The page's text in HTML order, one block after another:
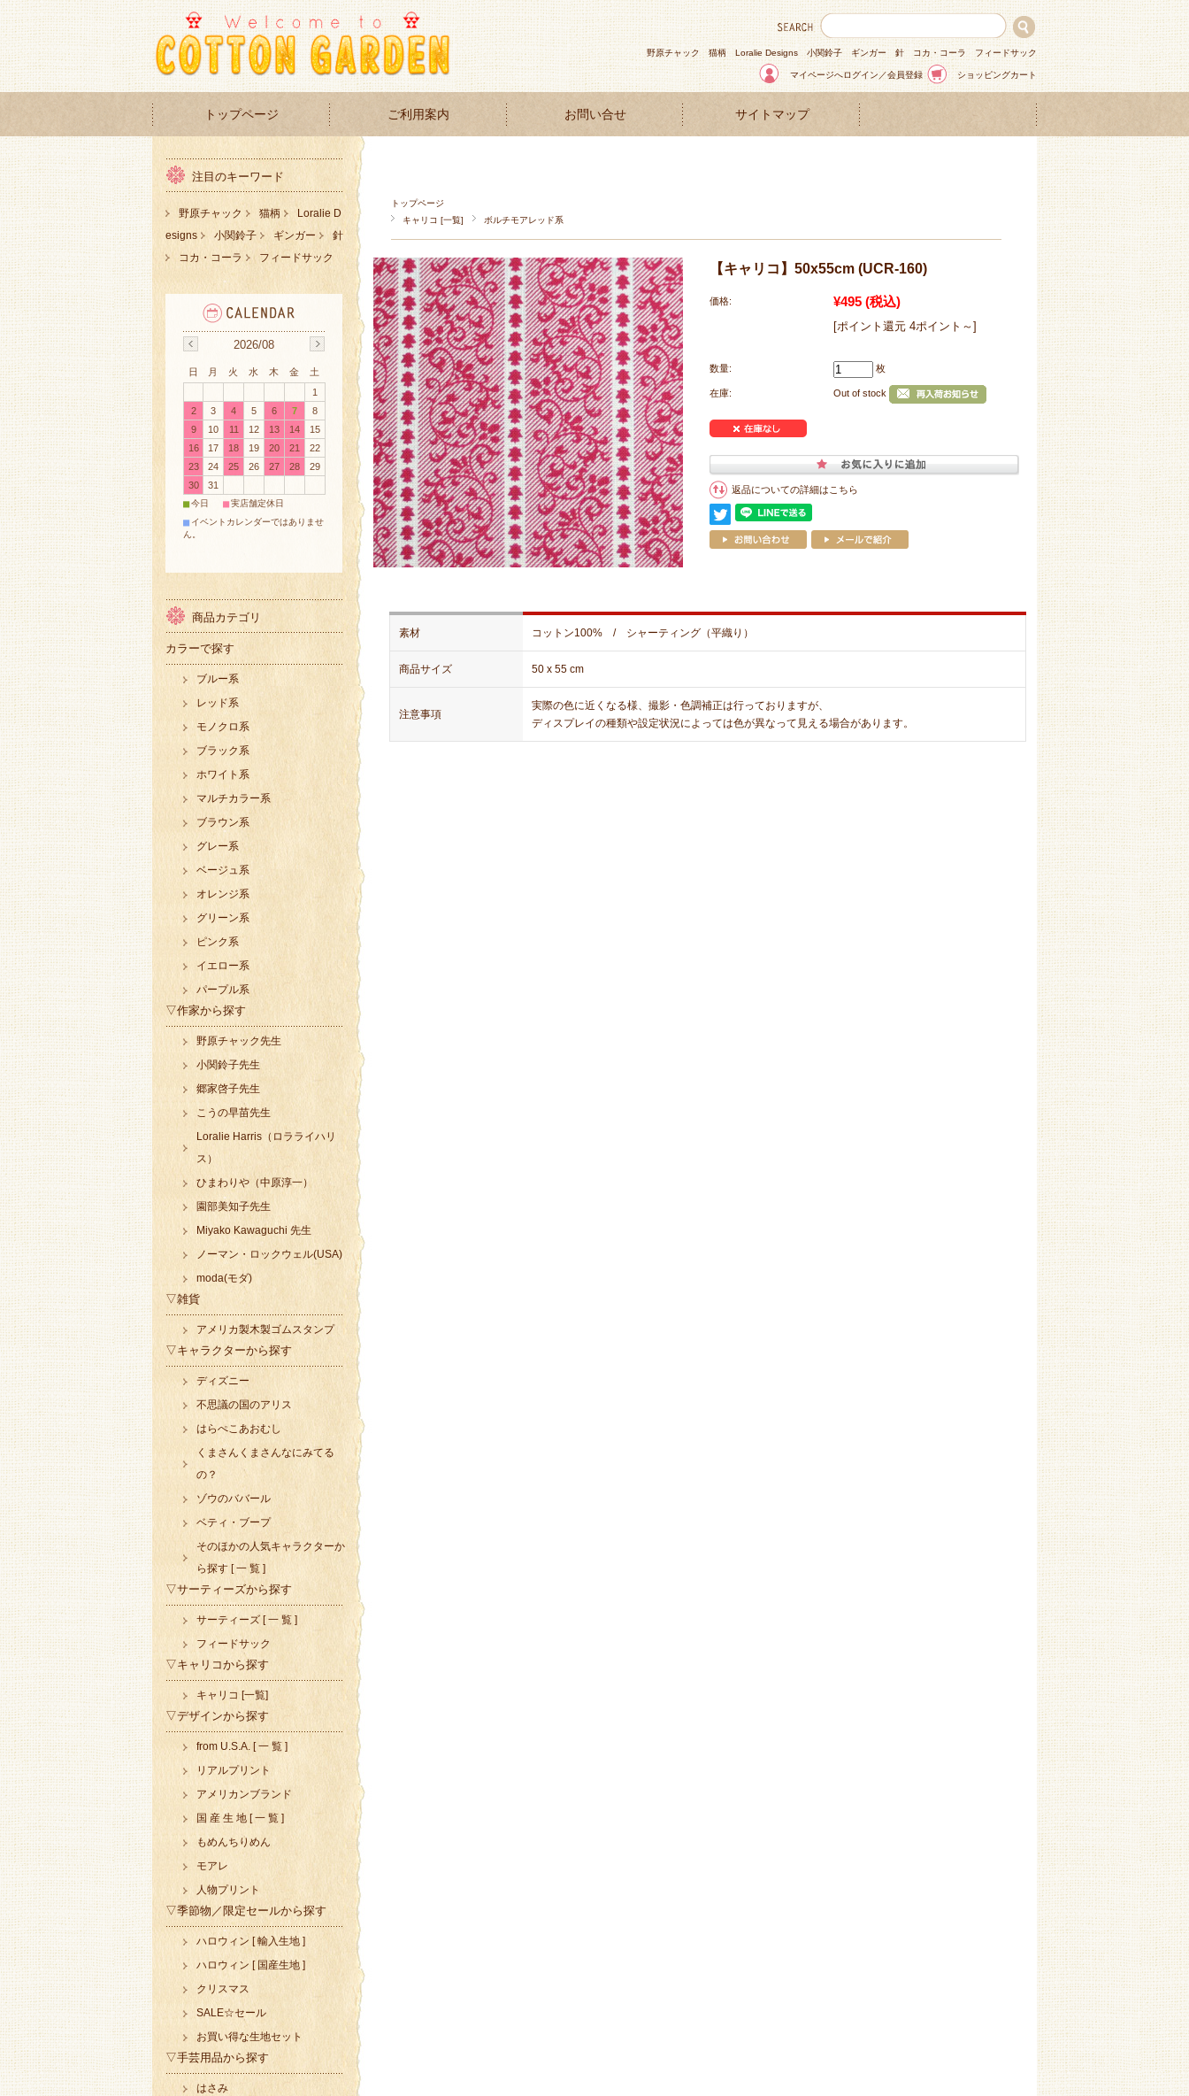
野原チャック 猫柄 Loralie Designs 小関鈴子 ギンガー 針 コカ・コーラ フィードサック
マイページへログイン／会員登録 ショッピングカート
トップページ ご利用案内 お問い合せ サイトマップ
トップページ
キャリコ [一覧]
ボルチモアレッド系
【キャリコ】50x55cm (UCR-160)
価格: ¥495 (税込)
[ポイント還元 4ポイント～]
数量: 枚
在庫: Out of stock
返品についての詳細はこちら
素材 コットン100% / シャーティング（平織り）
商品サイズ 50 x 55 cm
注意事項
実際の色に近くなる様、撮影・色調補正は行っておりますが、
ディスプレイの種類や設定状況によっては色が異なって見える場合があります。
注目のキーワード
野原チャック 猫柄
Loralie D
esigns
小関鈴子 ギンガー
針
コカ・コーラ
フィードサック
2026/08
日 月 火 水 木 金
土
1
2
3 4 5 6 7
8
9
10 11 12 13 14
15
16
17 18 19 20 21
22
23
24 25 26 27 28
29
30
31
■今日 ■実店舗定休日
■ イベントカレンダーではありませ
ん。
商品カテゴリ
カラーで探す
ブルー系
レッド系
モノクロ系
ブラック系
ホワイト系
マルチカラー系
ブラウン系
グレー系
ベージュ系
オレンジ系
グリーン系
ピンク系
イエロー系
パープル系
▽作家から探す
野原チャック先生
小関鈴子先生
郷家啓子先生
こうの早苗先生
Loralie Harris（ロラライハリ
ス）
ひまわりや（中原淳一）
園部美知子先生
Miyako Kawaguchi 先生
ノーマン・ロックウェル(USA)
moda(モダ)
▽雑貨
アメリカ製木製ゴムスタンプ
▽キャラクターから探す
ディズニー
不思議の国のアリス
はらぺこあおむし
くまさんくまさんなにみてる
の？
ゾウのババール
ベティ・ブープ
そのほかの人気キャラクターか
ら探す [ 一 覧 ]
▽サーティーズから探す
サーティーズ [ 一 覧 ]
フィードサック
▽キャリコから探す
キャリコ [一覧]
▽デザインから探す
from U.S.A. [ 一 覧 ]
リアルプリント
アメリカンブランド
国 産 生 地 [ 一 覧 ]
もめんちりめん
モアレ
人物プリント
▽季節物／限定セールから探す
ハロウィン [ 輸入生地 ]
ハロウィン [ 国産生地 ]
クリスマス
SALE☆セール
お買い得な生地セット
▽手芸用品から探す
はさみ